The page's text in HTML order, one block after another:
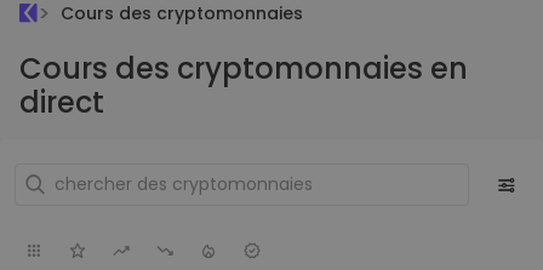
Cours des cryptomonnaies
Cours des cryptomonnaies en
direct